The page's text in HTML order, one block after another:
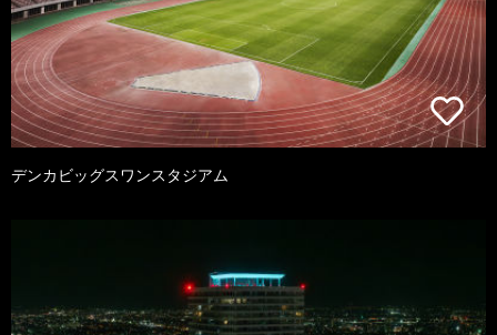
デンカビッグスワンスタジアム